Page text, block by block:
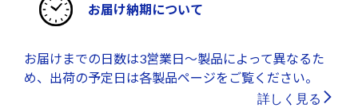
お届け納期について
お届けまでの日数は3営業日～製品によって異なるた
め、出荷の予定日は各製品ページをご覧ください。
詳しく見る